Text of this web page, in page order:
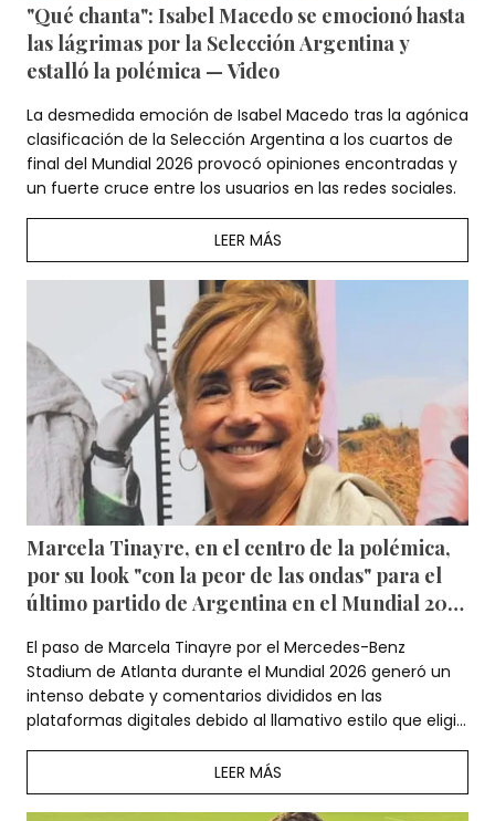
"Qué chanta": Isabel Macedo se emocionó hasta
las lágrimas por la Selección Argentina y
estalló la polémica — Video
La desmedida emoción de Isabel Macedo tras la agónica
clasificación de la Selección Argentina a los cuartos de
final del Mundial 2026 provocó opiniones encontradas y
un fuerte cruce entre los usuarios en las redes sociales.
LEER MÁS
Marcela Tinayre, en el centro de la polémica,
por su look "con la peor de las ondas" para el
último partido de Argentina en el Mundial 2026
El paso de Marcela Tinayre por el Mercedes-Benz
Stadium de Atlanta durante el Mundial 2026 generó un
intenso debate y comentarios divididos en las
plataformas digitales debido al llamativo estilo que eligió
para alentar a la Selección.
LEER MÁS